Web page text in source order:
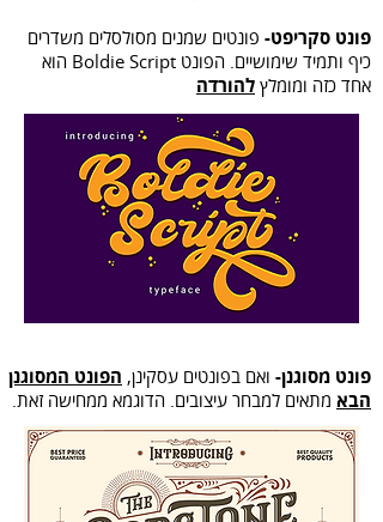
פונט סקריפט- פונטים שמנים מסולסלים משדרים
כיף ותמיד שימושיים. הפונט Boldie Script הוא
אחד כזה ומומלץ להורדה
פונט מסוגנן- ואם בפונטים עסקינן, הפונט המסוגנן
הבא מתאים למבחר עיצובים. הדוגמא ממחישה זאת.